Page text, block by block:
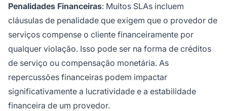
Penalidades Financeiras: Muitos SLAs incluem
cláusulas de penalidade que exigem que o provedor de
serviços compense o cliente financeiramente por
qualquer violação. Isso pode ser na forma de créditos
de serviço ou compensação monetária. As
repercussões financeiras podem impactar
significativamente a lucratividade e a estabilidade
financeira de um provedor.